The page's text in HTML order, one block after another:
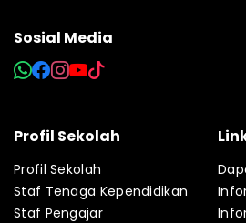
Sosial Media
Profil Sekolah
Profil Sekolah
Staf Tenaga Kependidikan
Staf Pengajar